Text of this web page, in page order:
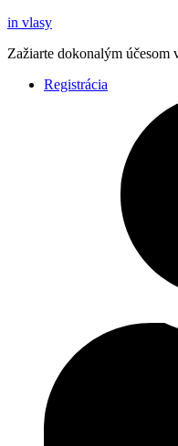
in vlasy
Zažiarte dokonalým účesom
Registrácia